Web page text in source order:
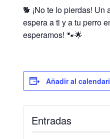
🐕 ¡No te lo pierdas! Un
espera a ti y a tu perro
esperamos! 🐾🌟
Añadir al
Entradas